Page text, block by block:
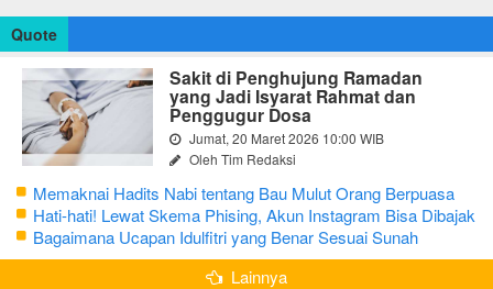
Quote
Sakit di Penghujung Ramadan
yang Jadi Isyarat Rahmat dan
Penggugur Dosa
Jumat, 20 Maret 2026 10:00 WIB
Oleh Tim Redaksi
Memaknai Hadits Nabi tentang Bau Mulut Orang Berpuasa
Secara Bijak Agar Tidak Menggangu
Hati-hati! Lewat Skema Phising, Akun Instagram Bisa Dibajak
Kurang dari 3 Menit
Bagaimana Ucapan Idulfitri yang Benar Sesuai Sunah
Rasulullah
Lainnya